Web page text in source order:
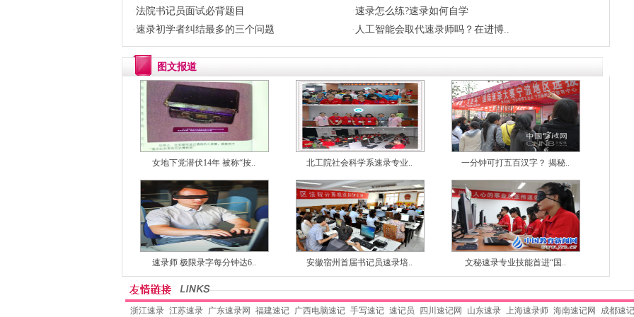
·法院书记员面试必背题目
·速录初学者纠结最多的三个问题
·速录怎么练?速录如何自学
· 人工智能会取代速录师吗？在进博..
图文报道
女地下党潜伏14年 被称“按.. 北工院社会科学系速录专业.. 一分钟可打五百汉字？ 揭秘..
速录师 极限录字每分钟达6.. 安徽宿州首届书记员速录培.. 文秘速录专业技能首进“国..
浙江速录 江苏速录 广东速录网 福建速记 广西电脑速记 手写速记 速记员 四川速记网 山东速录 上海速录师 海南速记网 成都速